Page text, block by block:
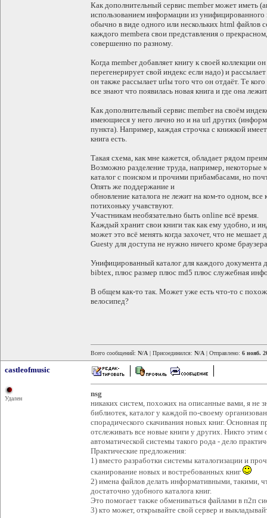
Как дополнительный сервис member может иметь
использованием информации из унифицированного
обычно в виде одного или нескольких html файлов
каждого memberа свои представления о
совершенно по разному.
Когда member добавляет книгу к своей коллекции
перегенерирует свой индекс если надо) и
он также рассылает urlы того что он отдаёт. Те
все знают что появилась новая книга и где она
Как дополнительный сервис member на своём
имеющиеся у него лично но и на url других
пункта). Например, каждая строчка с книжкой
книга есть.
Такая схема, как мне кажется, обладает рядом
Возможно разделение труда, например, некоторые
каталог с поиском и прочими прибамбасами, но
Опять же поддержание и
обновление каталога не лежит на ком-то одном, все
потихоньку учавствуют.
Участникам необязательно быть online всё время.
Каждый хранит свои книги так как ему удобно, и
может это всё менять когда захочет, что не мешает
Guestу для доступа не нужно ничего кроме
Унифицированный каталог для каждого
bibtex, плюс размер плюс md5 плюс служебная
В общем как-то так. Может уже есть что-то с
велосипед?
Всего сообщений: N/A | Присоединился: N/A | Отправлено: 6 нояб.
castleofmusic
Удален
nsg
никаких систем, похожих на описанные вами, я не
библиотек, каталог у каждой по-своему
спорадического скачивания новых книг. Основная
отслеживать все новые книги у других. Никто этим
автоматической системы такого рода - дело
Практические предложения:
1) вместо разработки системы каталогизации и
сканирование новых и востребованных книг
2) имена файлов делать информативными, такими,
достаточно удобного каталога книг.
Это помогает также обмениваться файлами в п2п
3) кто может, открывайте свой сервер и